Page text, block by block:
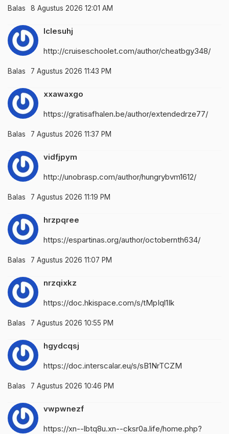
Balas 8 Agustus 2026 12:01 AM
lclesuhj
http://cruiseschoolet.com/author/cheatbgy348/
Balas 7 Agustus 2026 11:43 PM
xxawaxgo
https://gratisafhalen.be/author/extendedrze77/
Balas 7 Agustus 2026 11:37 PM
vidfjpym
http://unobrasp.com/author/hungrybvm1612/
Balas 7 Agustus 2026 11:19 PM
hrzpqree
https://espartinas.org/author/octobernth634/
Balas 7 Agustus 2026 11:07 PM
nrzqixkz
https://doc.hkispace.com/s/tMpIql1Ik
Balas 7 Agustus 2026 10:55 PM
hgydcqsj
https://doc.interscalar.eu/s/sB1NrTCZM
Balas 7 Agustus 2026 10:46 PM
vwpwnezf
https://xn--lbtq8u.xn--cksr0a.life/home.php?